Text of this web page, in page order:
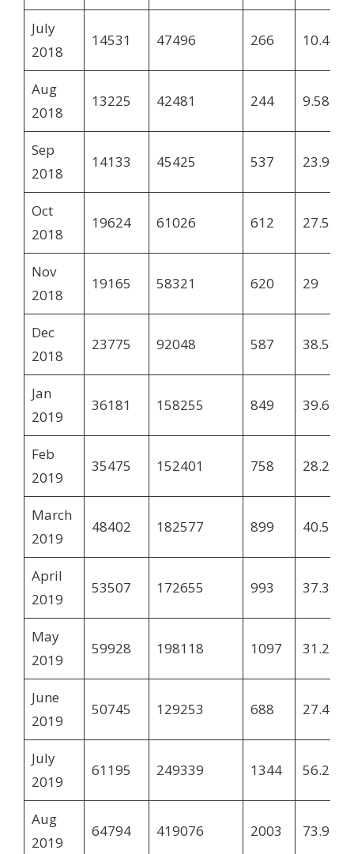
July
2018
14531 47496 266 10.46
Aug
2018
13225 42481 244 9.58
Sep
2018
14133 45425 537 23.96
Oct
2018
19624 61026 612 27.53
Nov
2018
19165 58321 620 29
Dec
2018
23775 92048 587 38.58
Jan
2019
36181 158255 849 39.69
Feb
2019
35475 152401 758 28.23
March
2019
48402 182577 899 40.57
April
2019
53507 172655 993 37.38
May
2019
59928 198118 1097 31.22
June
2019
50745 129253 688 27.49
July
2019
61195 249339 1344 56.24
Aug
2019
64794 419076 2003 73.91